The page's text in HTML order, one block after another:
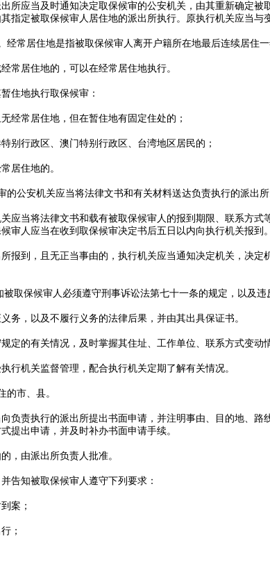
所应当及时通知决定取保候审的公安机关，由其重新确定
指定被取保候审人居住地的派出所执行。原执行机关应当与
常居住地是指被取保候审人离开户籍所在地最后连续居住一
常居住地的，可以在经常居住地执行。
住地执行取保候审：
经常居住地，但在暂住地有固定住处的；
别行政区、澳门特别行政区、台湾地区居民的；
居住地的。
公安机关应当将法律文书和有关材料送达负责执行的派出所
应当将法律文书和载有被取保候审人的报到期限、联系方
审人应当在收到取保候审决定书后五日以内向执行机关报到
报到，且无正当事由的，执行机关应当通知决定机关，决
取保候审人必须遵守刑事诉讼法第七十一条的规定，以及违
务，以及不履行义务的法律后果，并由其出具保证书。
定的有关情况，及时掌握其住址、工作单位、联系方式变动
行机关监督管理，配合执行机关定期了解有关情况。
市、县。
负责执行的派出所提出书面申请，并注明事由、目的地、
提出申请，并及时补办书面申请手续。
，由派出所负责人批准。
告知被取保候审人遵守下列要求：
案；
；